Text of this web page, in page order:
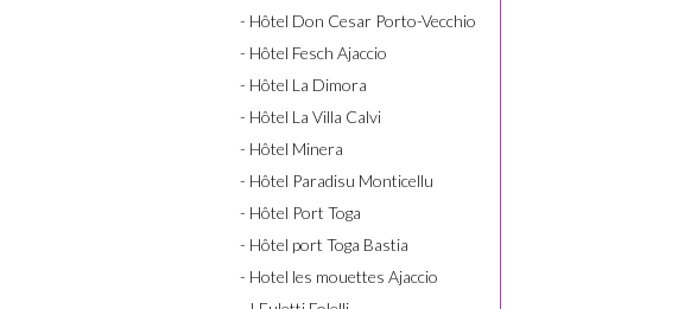
- Hôtel Don Cesar Porto-Vecchio
- Hôtel Fesch Ajaccio
- Hôtel La Dimora
- Hôtel La Villa Calvi
- Hôtel Minera
- Hôtel Paradisu Monticellu
- Hôtel Port Toga
- Hôtel port Toga Bastia
- Hotel les mouettes Ajaccio